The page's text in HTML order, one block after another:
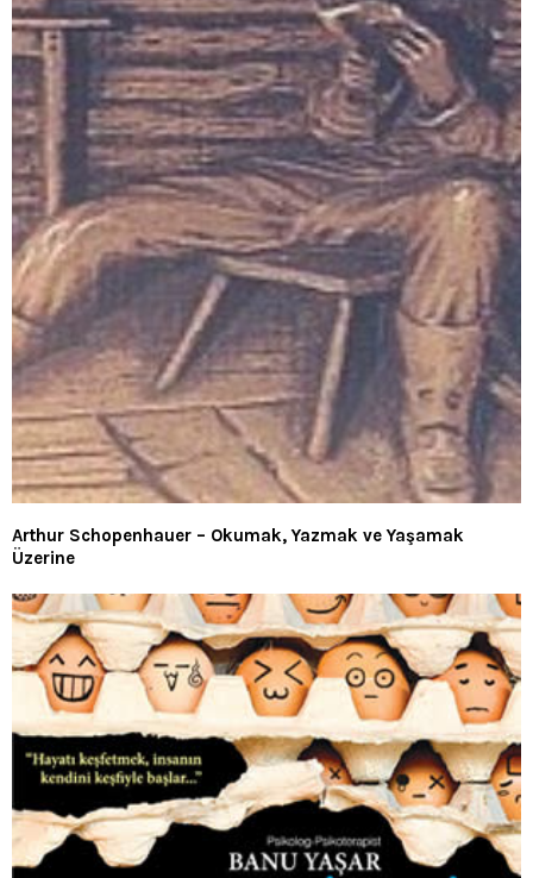
Arthur Schopenhauer – Okumak, Yazmak ve Yaşamak
Üzerine